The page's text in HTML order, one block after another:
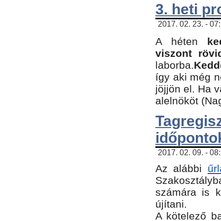
3. heti
2017. 02. 23. -
A héten
viszont
laborba.
így aki még
jöjjön el. Ha
alelnököt
2017. 02. 09. -
Az alábbi
számára is
újítani.
​A kötelező